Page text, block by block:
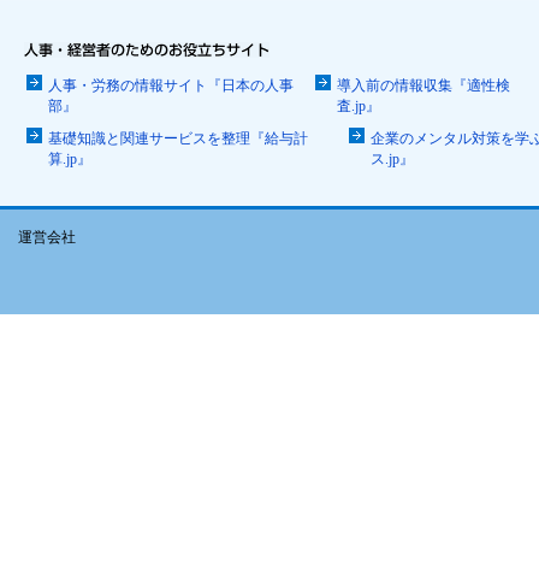
人事・労務の情報サイト『日本の人事
部』
導入前の情報収集『適性検
査.jp』
基礎知識と関連サービスを整理『給与計
算.jp』
企業のメンタル対策を学
ス.jp』
運営会社